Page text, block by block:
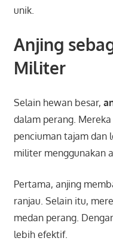
unik.
Anjing
Militer
Selain hewan besar,
dalam perang.
penciuman tajam dan
militer menggunakan
Pertama, anjing
ranjau. Selain itu,
medan perang.
lebih efektif.